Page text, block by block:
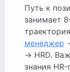
Путь к
занимает
менеджер
→ HRD.
знания